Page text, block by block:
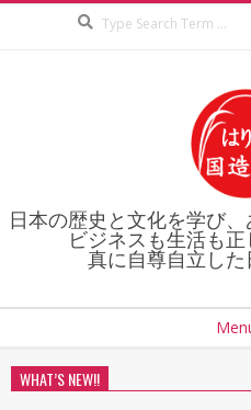
日本の歴史と文化を学び
ビジネスも生活も
真に自尊自立し
MenuWHAT’S NEW!!